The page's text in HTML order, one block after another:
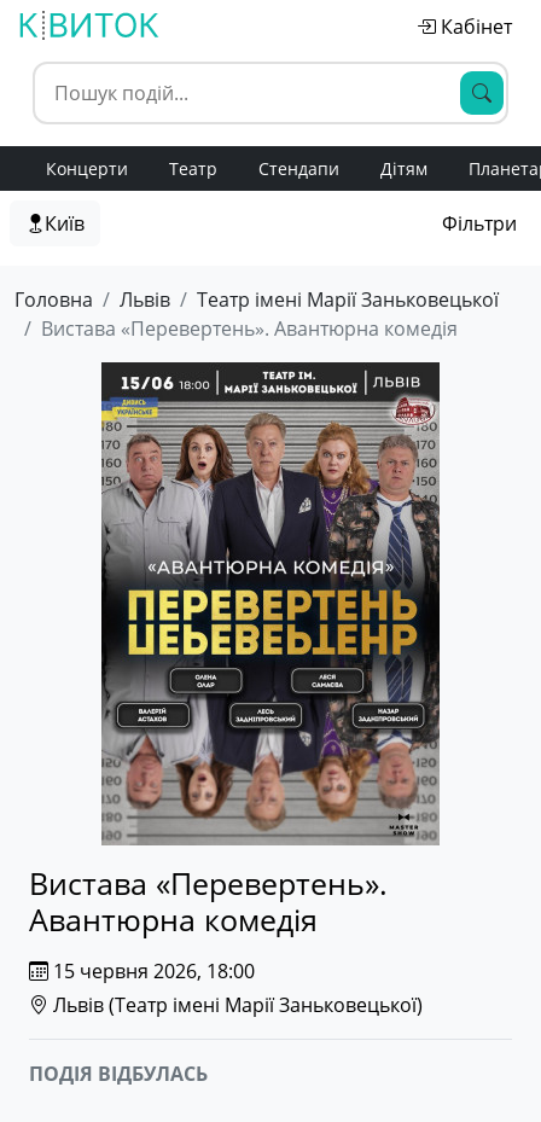
Кабінет
Концерти Театр Стендапи Дітям
Київ Фільтри
Головна Львів
Театр імені Марії Заньковецької
Вистава «Перевертень». Авантюрна комедія
Вистава «Перевертень».
Авантюрна комедія
15 червня 2026, 18:00
Львів (Театр імені Марії Заньковецької)
ПОДІЯ ВІДБУЛАСЬ